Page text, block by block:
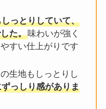
っとりしていて、
た。味わいが強く
すい仕上がりです
生地もしっとりし
っしり感がありま